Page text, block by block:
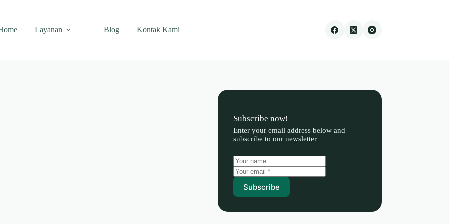
Layanan Blog Kontak Kami
Subscribe now!
Enter your email address below and
subscribe to our newsletter
Subscribe